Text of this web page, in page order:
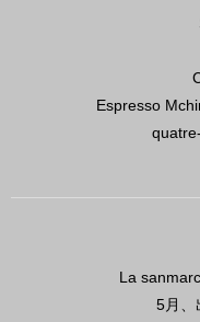
Espresso
La
5月、